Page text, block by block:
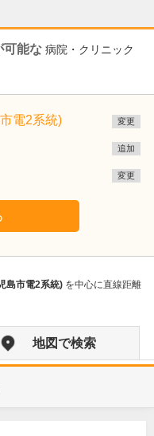
可能な 病院・クリニック
電2系統) 変更
追加
変更
島市電2系統) を中心に直線距離
地図で検索